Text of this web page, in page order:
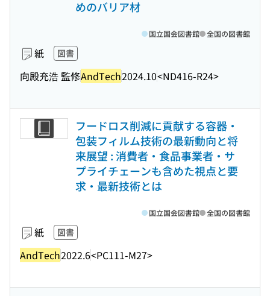
めのバリア材
紙 図書
向殿充浩 監修AndTech2024.10<ND416-R24>
国立国会図書館 全国の図書館
フードロス削減に貢献する容器・
包装フィルム技術の最新動向と将
来展望 : 消費者・食品事業者・サ
プライチェーンも含めた視点と要
求・最新技術とは
紙 図書
AndTech2022.6<PC111-M27>
国立国会図書館 全国の図書館